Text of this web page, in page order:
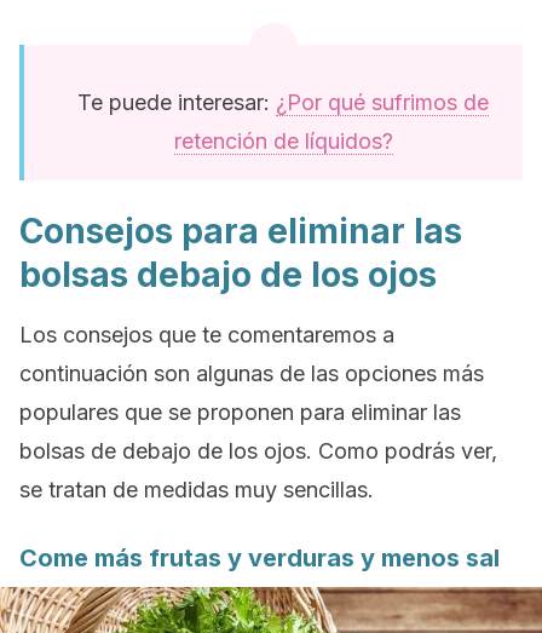
Te puede interesar: ¿Por qué sufrimos de
retención de líquidos?
Consejos para eliminar las
bolsas debajo de los ojos
Los consejos que te comentaremos a
continuación son algunas de las opciones más
populares que se proponen para eliminar las
bolsas de debajo de los ojos. Como podrás ver,
se tratan de medidas muy sencillas.
Come más frutas y verduras y menos sal